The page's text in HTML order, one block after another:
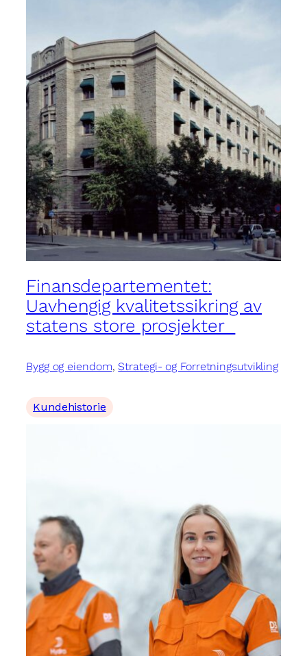
Finansdepartementet:
Uavhengig kvalitetssikring av
statens store prosjekter
Bygg og eiendom, Strategi- og Forretningsutvikling
Kundehistorie